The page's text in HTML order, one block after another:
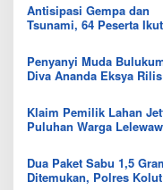
Antisipasi Gempa dan
Tsunami, 64 Peserta
Penyanyi Muda
Diva Ananda Eksya Rilis
Klaim Pemilik Lahan
Puluhan Warga
Dua Paket Sabu 1,5
Ditemukan, Polres Kolut